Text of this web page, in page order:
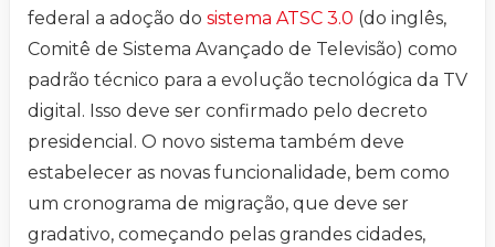
federal a adoção do sistema ATSC 3.0 (do inglês,
Comitê de Sistema Avançado de Televisão) como
padrão técnico para a evolução tecnológica da TV
digital. Isso deve ser confirmado pelo decreto
presidencial. O novo sistema também deve
estabelecer as novas funcionalidade, bem como
um cronograma de migração, que deve ser
gradativo, começando pelas grandes cidades,